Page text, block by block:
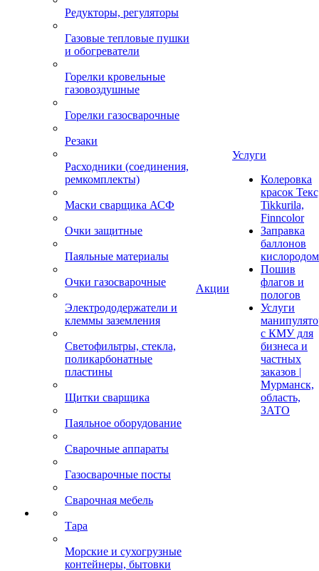
Редукторы, регуляторы
Газовые тепловые пушки
и обогреватели
Горелки кровельные
газовоздушные
Горелки газосварочные
Резаки
Расходники (соединения,
ремкомплекты)
Маски сварщика АСФ
Очки защитные
Паяльные материалы
Очки газосварочные
Электрододержатели и
клеммы заземления
Светофильтры, стекла,
поликарбонатные
пластины
Щитки сварщика
Паяльное оборудование
Сварочные аппараты
Газосварочные посты
Сварочная мебель
Тара
Морские и сухогрузные
контейнеры, бытовки
Акции
Услуги
Колеровка
красок
Tikkurila,
Finncolor
Заправка
баллонов
кислородом
Пошив
флагов и
пологов
Услуги
с КМУ для
бизнеса и
частных
заказов |
Мурманск,
область,
ЗАТО